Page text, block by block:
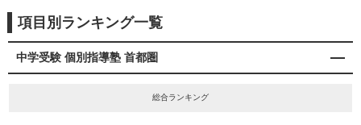
項目別ランキング一覧
中学受験 個別指導塾 首都圏
総合ランキング